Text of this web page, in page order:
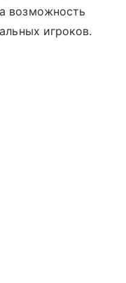
возможность
игроков.